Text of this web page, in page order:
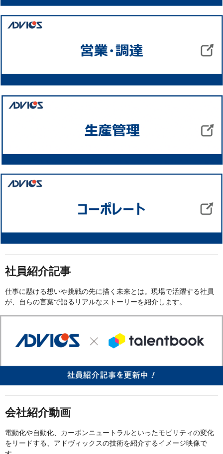
社員紹介記事
仕事に懸ける想いや挑戦の先に描く未来とは。現場で活躍する社員
が、自らの言葉で語るリアルなストーリーを紹介します。
会社紹介動画
電動化や自動化、カーボンニュートラルといったモビリティの変化
をリードする、アドヴィックスの技術を紹介するイメージ映像で